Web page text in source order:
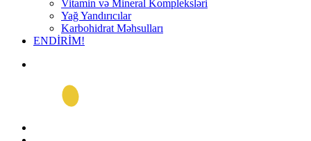
Vitamin və Mineral Kompleksləri
Yağ Yandırıcılar
Karbohidrat Məhsulları
ENDİRİM!